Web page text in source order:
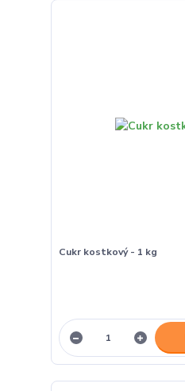
Cukr kostkový - 1 kg